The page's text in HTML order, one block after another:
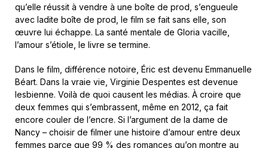
qu’elle réussit à vendre à une boîte de prod, s’engueule
avec ladite boîte de prod, le film se fait sans elle, son
œuvre lui échappe. La santé mentale de Gloria vacille,
l’amour s’étiole, le livre se termine.
Dans le film, différence notoire, Éric est devenu Emmanuelle
Béart. Dans la vraie vie, Virginie Despentes est devenue
lesbienne. Voilà de quoi causent les médias. À croire que
deux femmes qui s’embrassent, même en 2012, ça fait
encore couler de l’encre. Si l’argument de la dame de
Nancy – choisir de filmer une histoire d’amour entre deux
femmes parce que 99 % des romances qu’on montre au